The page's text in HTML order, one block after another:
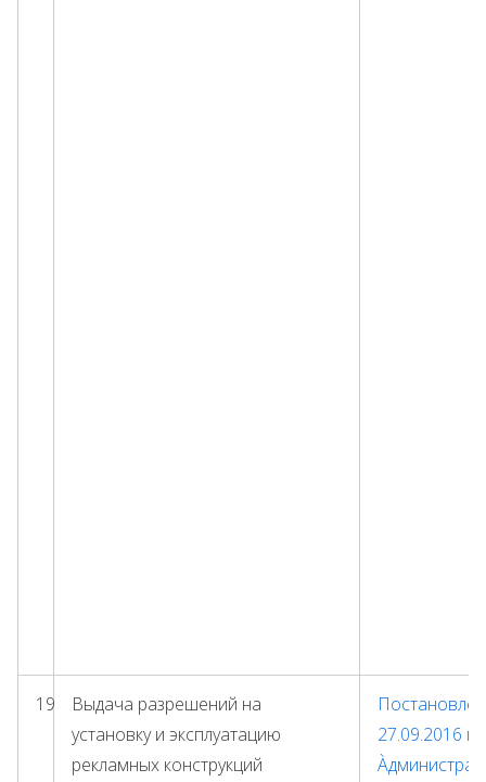
19
Выдача разрешений на
установку и эксплуатацию
рекламных конструкций
27.09.2016